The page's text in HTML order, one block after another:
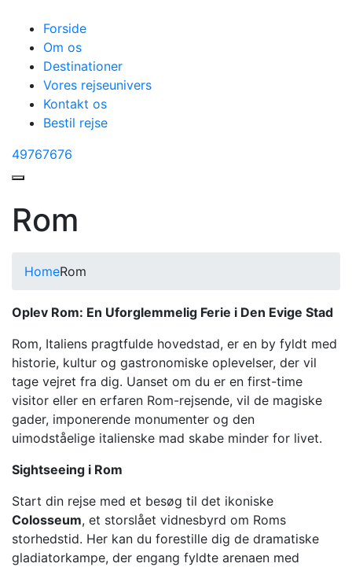
Forside
Om os
Destinationer
Vores rejseunivers
Kontakt os
Bestil rejse
49767676
Rom
HomeRom
Oplev Rom: En Uforglemmelig Ferie i Den Evige Stad
Rom, Italiens pragtfulde hovedstad, er en by fyldt med
historie, kultur og gastronomiske oplevelser, der vil
tage vejret fra dig. Uanset om du er en first-time
visitor eller en erfaren Rom-rejsende, vil de magiske
gader, imponerende monumenter og den
uimodståelige italienske mad skabe minder for livet.
Sightseeing i Rom
Start din rejse med et besøg til det ikoniske
Colosseum, et storslået vidnesbyrd om Roms
storhedstid. Her kan du forestille dig de dramatiske
gladiatorkampe, der engang fyldte arenaen med